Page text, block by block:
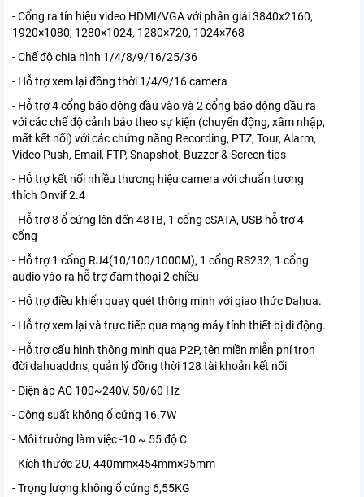
- Cổng ra tín hiệu video HDMI/VGA với phân giải 3840x2160,
1920×1080, 1280×1024, 1280×720, 1024×768
- Chế độ chia hình 1/4/8/9/16/25/36
- Hỗ trợ xem lại đồng thời 1/4/9/16 camera
- Hỗ trợ 4 cổng báo động đầu vào và 2 cổng báo động đầu ra
với các chế độ cảnh báo theo sự kiện (chuyển động, xâm nhập,
mất kết nối) với các chứng năng Recording, PTZ, Tour, Alarm,
Video Push, Email, FTP, Snapshot, Buzzer & Screen tips
- Hỗ trợ kết nối nhiều thương hiệu camera với chuẩn tương
thích Onvif 2.4
- Hỗ trợ 8 ổ cứng lên đến 48TB, 1 cổng eSATA, USB hỗ trợ 4
cổng
- Hỗ trợ 1 cổng RJ4(10/100/1000M), 1 cổng RS232, 1 cổng
audio vào ra hỗ trợ đàm thoại 2 chiều
- Hỗ trợ điều khiển quay quét thông minh với giao thức Dahua.
- Hỗ trợ xem lại và trực tiếp qua mạng máy tính thiết bị di động.
- Hỗ trợ cấu hình thông minh qua P2P, tên miền miễn phí trọn
đời dahuaddns, quản lý đồng thời 128 tài khoản kết nối
- Điện áp AC 100~240V, 50/60 Hz
- Công suất không ổ cứng 16.7W
- Môi trường làm việc -10 ~ 55 độ C
- Kích thước 2U, 440mm×454mm×95mm
- Trọng lượng không ổ cứng 6,55KG